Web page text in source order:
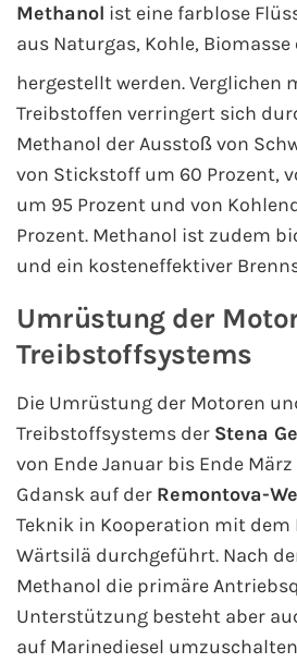
Mein Schiff Mittelmeer
Mein Schiff Westeuropa
Mein Schiff Orient
Mein Schiff Nordamerika
Mein Schiff Transreisen
Mein Schiff Ostsee
Mein Schiff Asien
Mittelmeer-Kreuzfahrt
Kanaren-Kreuzfahrt
Karibik-Kreuzfahrt
Ostsee-Kreuzfahrt
Westeuropa-Kreuzfahrt
Methanol ist eine farblose
aus Naturgas, Kohle, Biomasse
hergestellt werden. Verglichen
Treibstoffen verringert sich
Methanol der Ausstoß von
von Stickstoff um 60 Prozent,
um 95 Prozent und von
Prozent. Methanol ist zudem
und ein kosteneffektiver
Umrüstung der
Treibstoffsystems
Die Umrüstung der Motoren
Treibstoffsystems der Stena
von Ende Januar bis Ende
Gdansk auf der Remontova-
Teknik in Kooperation mit
Wärtsilä durchgeführt. Nach
Methanol die primäre
Unterstützung besteht aber
auf Marinediesel